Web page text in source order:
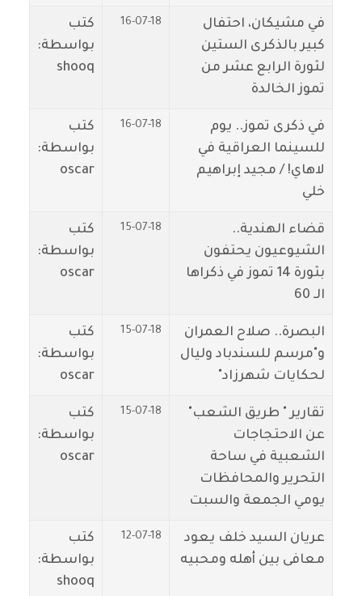
في مشيكان، احتفال
كبير بالذكرى الستين
لثورة الرابع عشر من
تموز الخالدة
16-07-18
كتب
بواسطة:
shooq
في ذكرى تموز.. يوم
للسينما العراقية في
لاهاي! / مجيد إبراهيم
خلي
16-07-18
كتب
بواسطة:
oscar
قضاء الهندية..
الشيوعيون يحتفون
بثورة 14 تموز في ذكراها
الـ 60
15-07-18
كتب
بواسطة:
oscar
البصرة.. صلاح العمران
و"مرسم للسندباد وليال
لحكايات شهرزاد"
15-07-18
كتب
بواسطة:
oscar
تقارير " طريق الشعب"
عن الاحتجاجات
الشعبية في ساحة
التحرير والمحافظات
يومي الجمعة والسبت
15-07-18
كتب
بواسطة:
oscar
عريان السيد خلف يعود
معافى بين أهله ومحبيه
12-07-18
كتب
بواسطة:
shooq